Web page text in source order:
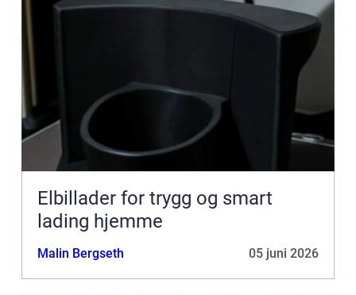
Elbillader for trygg og smart
lading hjemme
Malin Bergseth 05 juni 2026